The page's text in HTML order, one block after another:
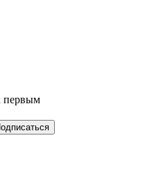
первым